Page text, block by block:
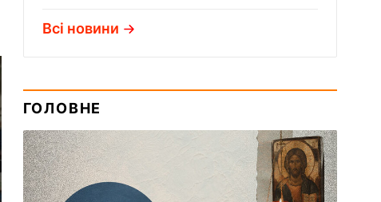
Всі новини
ГОЛОВНЕ